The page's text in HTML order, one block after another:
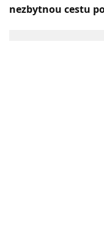
nezbytnou cestu